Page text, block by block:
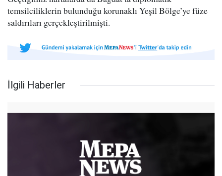
temsilciliklerin bulunduğu korunaklı Yeşil Bölge’ye füze
saldırıları gerçekleştirilmişti.
İlgili Haberler